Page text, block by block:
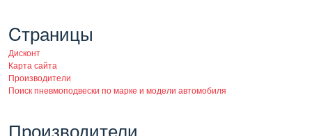
Cтраницы
Дисконт
Карта сайта
Производители
Поиск пневмоподвески по марке и модели автомобиля
Производители